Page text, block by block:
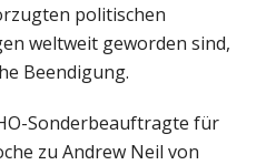
politischen
weltweit geworden sind,
Beendigung.
Sonderbeauftragte für
zu Andrew Neil von